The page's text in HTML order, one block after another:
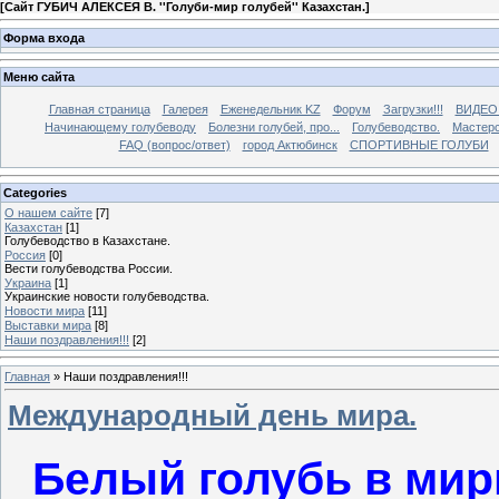
[Сайт ГУБИЧ АЛЕКСЕЯ В. ''Голуби-мир голубей'' Казахстан.]
Форма входа
Меню сайта
Главная страница Галерея Еженедельник KZ Форум Загрузки!!!
Начинающему голубеводу
Болезни голубей, про... Голубеводство.
FAQ (вопрос/ответ)
город Актюбинск СПОРТИВНЫЕ ГОЛУБИ
Categories
О нашем сайте [7]
Казахстан [1]
Голубеводство в Казахстане.
Россия [0]
Вести голубеводства России.
Украина [1]
Украинские новости голубеводства.
Новости мира [11]
Выставки мира [8]
Наши поздравления!!! [2]
Главная » Наши поздравления!!!
Международный день мира.
Белый голубь в